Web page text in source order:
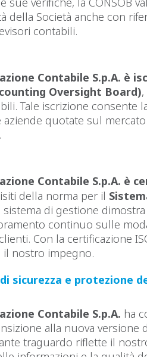
della Società anche con
contabili.
Contabile S.p.A. è
Oversight Board)
Tale iscrizione consente
quotate sul mercato
Contabile S.p.A. è
della norma per il
sistema di gestione dimostra
continuo sulle
Con la certificazione
il nostro impegno.
sicurezza e protezione
Contabile S.p.A. ha
alla nuova versione
traguardo riflette il